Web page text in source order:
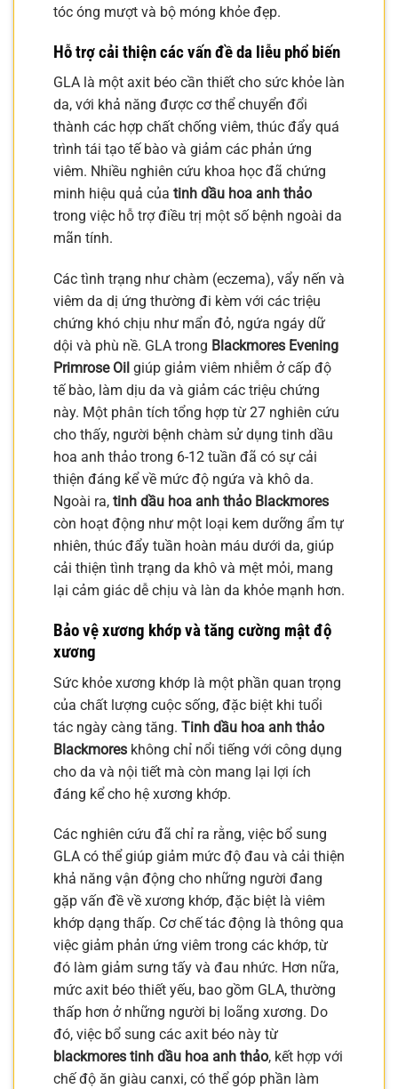
tóc óng mượt và bộ móng khỏe đẹp.
Hỗ trợ cải thiện các vấn đề da liễu phổ biến
GLA là một axit béo cần thiết cho sức khỏe làn
da, với khả năng được cơ thể chuyển đổi
thành các hợp chất chống viêm, thúc đẩy quá
trình tái tạo tế bào và giảm các phản ứng
viêm. Nhiều nghiên cứu khoa học đã chứng
minh hiệu quả của tinh dầu hoa anh thảo
trong việc hỗ trợ điều trị một số bệnh ngoài da
mãn tính.
Các tình trạng như chàm (eczema), vẩy nến và
viêm da dị ứng thường đi kèm với các triệu
chứng khó chịu như mẩn đỏ, ngứa ngáy dữ
dội và phù nề. GLA trong Blackmores Evening
Primrose Oil giúp giảm viêm nhiễm ở cấp độ
tế bào, làm dịu da và giảm các triệu chứng
này. Một phân tích tổng hợp từ 27 nghiên cứu
cho thấy, người bệnh chàm sử dụng tinh dầu
hoa anh thảo trong 6-12 tuần đã có sự cải
thiện đáng kể về mức độ ngứa và khô da.
Ngoài ra, tinh dầu hoa anh thảo Blackmores
còn hoạt động như một loại kem dưỡng ẩm tự
nhiên, thúc đẩy tuần hoàn máu dưới da, giúp
cải thiện tình trạng da khô và mệt mỏi, mang
lại cảm giác dễ chịu và làn da khỏe mạnh hơn.
Bảo vệ xương khớp và tăng cường mật độ
xương
Sức khỏe xương khớp là một phần quan trọng
của chất lượng cuộc sống, đặc biệt khi tuổi
tác ngày càng tăng. Tinh dầu hoa anh thảo
Blackmores không chỉ nổi tiếng với công dụng
cho da và nội tiết mà còn mang lại lợi ích
đáng kể cho hệ xương khớp.
Các nghiên cứu đã chỉ ra rằng, việc bổ sung
GLA có thể giúp giảm mức độ đau và cải thiện
khả năng vận động cho những người đang
gặp vấn đề về xương khớp, đặc biệt là viêm
khớp dạng thấp. Cơ chế tác động là thông qua
việc giảm phản ứng viêm trong các khớp, từ
đó làm giảm sưng tấy và đau nhức. Hơn nữa,
mức axit béo thiết yếu, bao gồm GLA, thường
thấp hơn ở những người bị loãng xương. Do
đó, việc bổ sung các axit béo này từ
blackmores tinh dầu hoa anh thảo, kết hợp với
chế độ ăn giàu canxi, có thể góp phần làm